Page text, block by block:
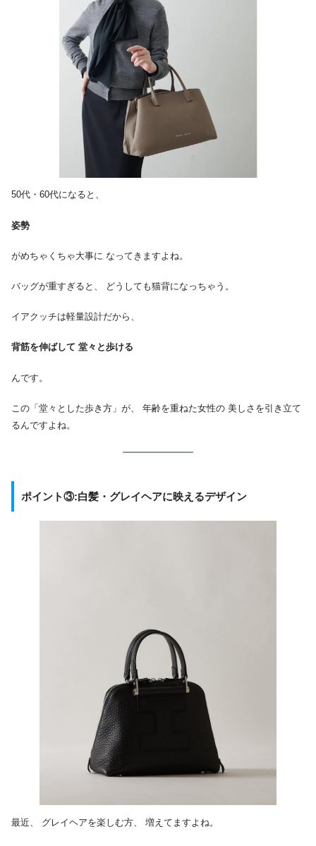
50代・60代になると、
姿勢
がめちゃくちゃ大事に なってきますよね。
バッグが重すぎると、 どうしても猫背になっちゃう。
イアクッチは軽量設計だから、
背筋を伸ばして 堂々と歩ける
んです。
この「堂々とした歩き方」が、 年齢を重ねた女性の 美しさを引き立て
るんですよね。
ポイント③:白髪・グレイヘアに映えるデザイン
最近、 グレイヘアを楽しむ方、 増えてますよね。